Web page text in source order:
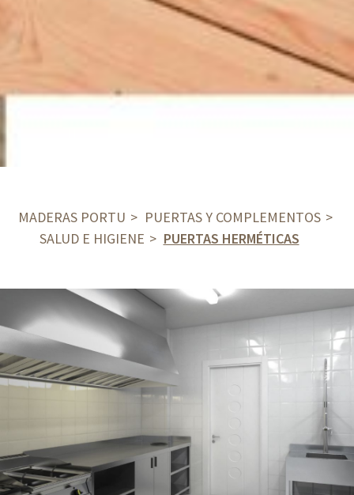
MADERAS PORTU
PUERTAS Y COMPLEMENTOS
SALUD E HIGIENE
PUERTAS HERMÉTICAS